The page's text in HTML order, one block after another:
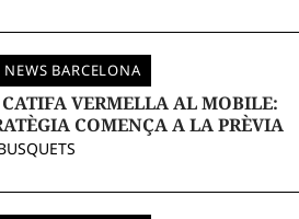
BARCELONA
VERMELLA AL MOBILE:
COMENÇA A LA PRÈVIA